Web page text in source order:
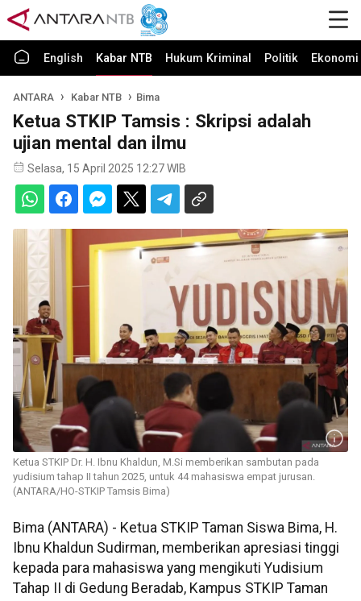
English Kabar NTB Hukum Kriminal Politik
ANTARA Kabar NTB Bima
Ketua STKIP Tamsis : Skripsi adalah
ujian mental dan ilmu
Selasa, 15 April 2025 12:27 WIB
Ketua STKIP Dr. H. Ibnu Khaldun, M.Si memberikan sambutan pada
yudisium tahap II tahun 2025, untuk 44 mahasiswa empat jurusan.
(ANTARA/HO-STKIP Tamsis Bima)
Bima (ANTARA) - Ketua STKIP Taman Siswa Bima, H.
Ibnu Khaldun Sudirman, memberikan apresiasi tinggi
kepada para mahasiswa yang mengikuti Yudisium
Tahap II di Gedung Beradab, Kampus STKIP Taman